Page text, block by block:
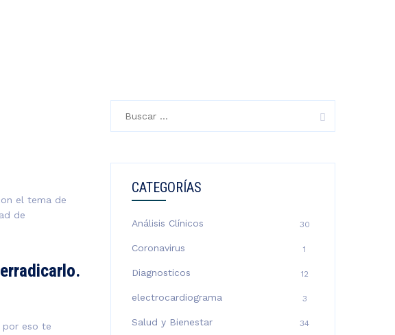
el tema de
de
por eso te
CATEGORÍAS
Análisis Clínicos 30
Coronavirus 1
Diagnosticos 12
electrocardiograma 3
Salud y Bienestar 34